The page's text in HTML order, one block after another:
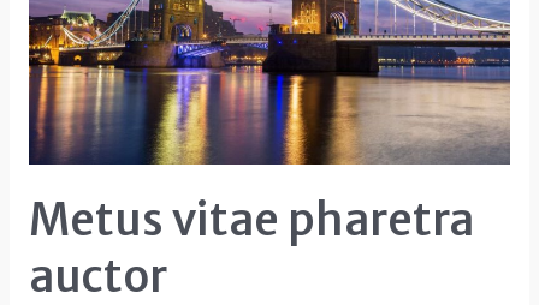
Metus vitae pharetra
auctor